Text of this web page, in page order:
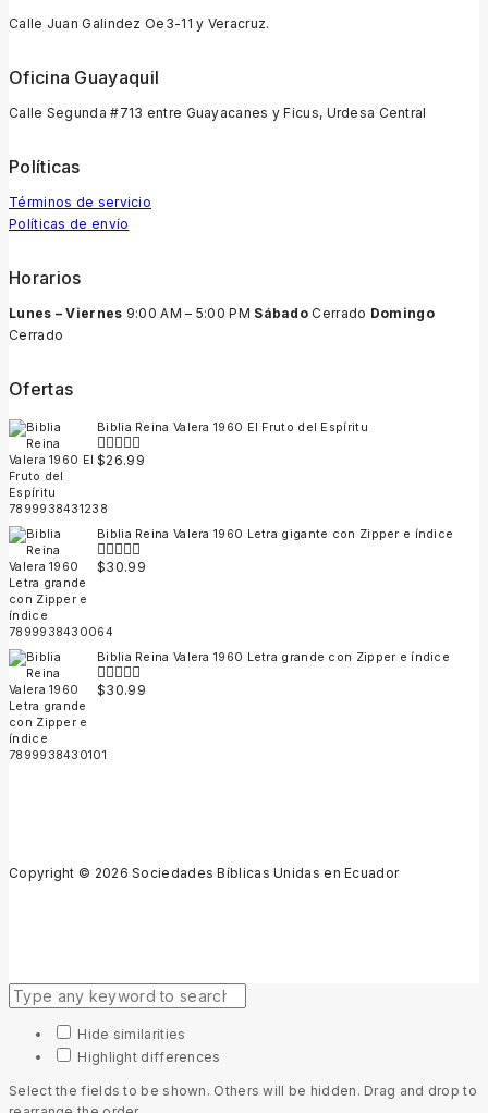
Calle Juan Galindez Oe3-11 y Veracruz.
Oficina Guayaquil
Calle Segunda #713 entre Guayacanes y Ficus, Urdesa Central
Políticas
Términos de servicio
Políticas de envío
Horarios
Lunes – Viernes 9:00 AM – 5:00 PM Sábado Cerrado Domingo
Cerrado
Ofertas
Biblia Reina Valera 1960 El Fruto del Espíritu
0
5
$26.99
Biblia Reina Valera 1960 Letra gigante con Zipper e índice
0
$30.99
Biblia Reina Valera 1960 Letra grande con Zipper e índice
0
$30.99
Copyright © 2026 Sociedades Bíblicas Unidas en Ecuador
Hide similarities
Highlight differences
Select the fields to be shown. Others will be hidden. Drag and drop to